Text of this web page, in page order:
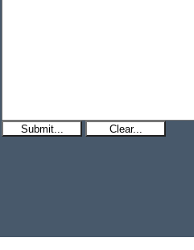
Submit... Clear...